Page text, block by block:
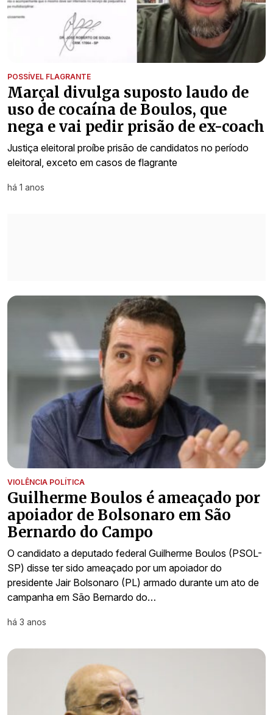
POSSÍVEL FLAGRANTE
Marçal divulga suposto laudo de
uso de cocaína de Boulos, que
nega e vai pedir prisão de ex-coach
Justiça eleitoral proíbe prisão de candidatos no período
eleitoral, exceto em casos de flagrante
há 1 anos
VIOLÊNCIA POLÍTICA
Guilherme Boulos é ameaçado por
apoiador de Bolsonaro em São
Bernardo do Campo
O candidato a deputado federal Guilherme Boulos (PSOL-
SP) disse ter sido ameaçado por um apoiador do
presidente Jair Bolsonaro (PL) armado durante um ato de
campanha em São Bernardo do…
há 3 anos